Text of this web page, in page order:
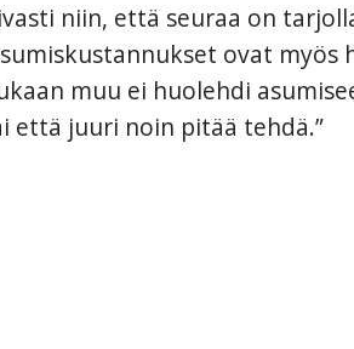
niin, että seuraa on
ovat
muu ei huolehdi
että juuri noin pitää tehdä.”